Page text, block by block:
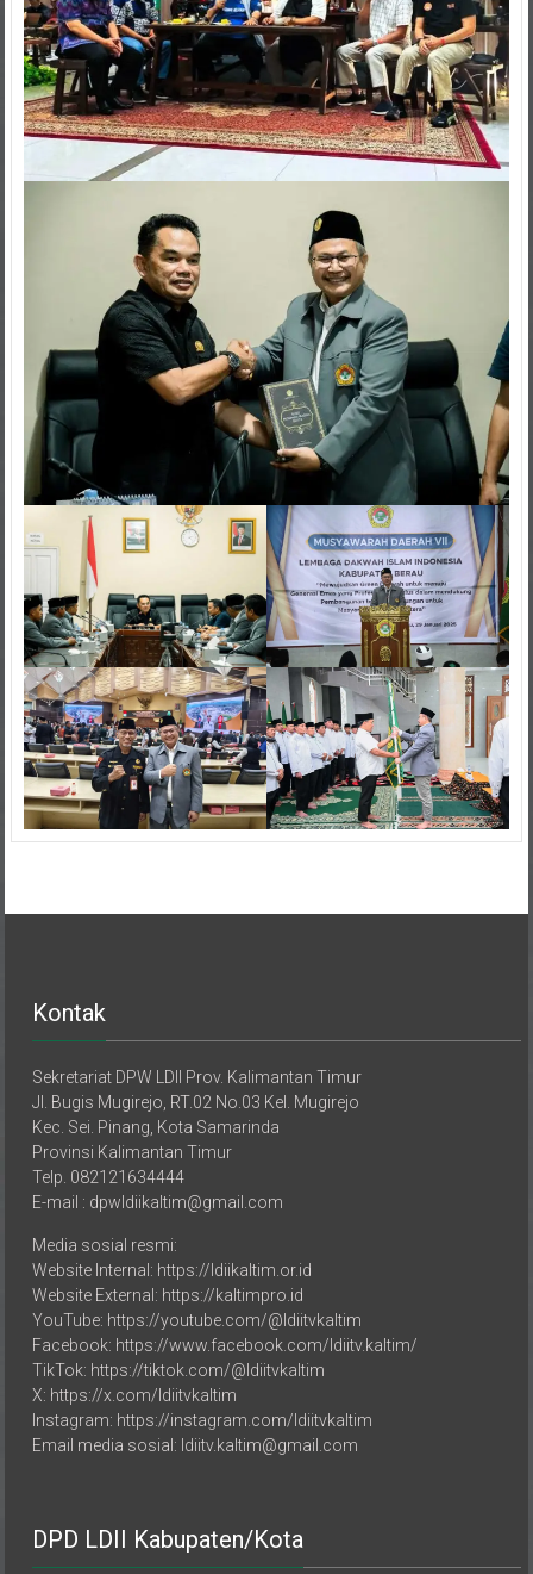
Kontak
Sekretariat DPW LDII Prov. Kalimantan Timur
Jl. Bugis Mugirejo, RT.02 No.03 Kel. Mugirejo
Kec. Sei. Pinang, Kota Samarinda
Provinsi Kalimantan Timur
Telp. 082121634444
E-mail : dpwldiikaltim@gmail.com
Media sosial resmi:
Website Internal: https://ldiikaltim.or.id
Website External: https://kaltimpro.id
YouTube: https://youtube.com/@ldiitvkaltim
Facebook: https://www.facebook.com/ldiitv.kaltim/
TikTok: https://tiktok.com/@ldiitvkaltim
X: https://x.com/ldiitvkaltim
Instagram: https://instagram.com/ldiitvkaltim
Email media sosial: ldiitv.kaltim@gmail.com
DPD LDII Kabupaten/Kota